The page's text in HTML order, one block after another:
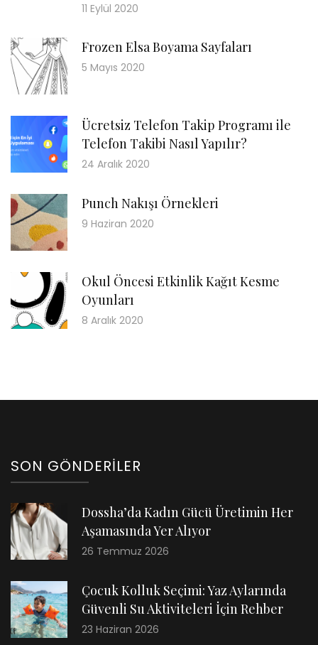
11 Eylül 2020
Frozen Elsa Boyama Sayfaları
5 Mayıs 2020
Ücretsiz Telefon Takip Programı ile
Telefon Takibi Nasıl Yapılır?
24 Aralık 2020
Punch Nakışı Örnekleri
9 Haziran 2020
Okul Öncesi Etkinlik Kağıt Kesme
Oyunları
8 Aralık 2020
SON GÖNDERILER
Dossha’da Kadın Gücü Üretimin Her
Aşamasında Yer Alıyor
26 Temmuz 2026
Çocuk Kolluk Seçimi: Yaz Aylarında
Güvenli Su Aktiviteleri İçin Rehber
23 Haziran 2026